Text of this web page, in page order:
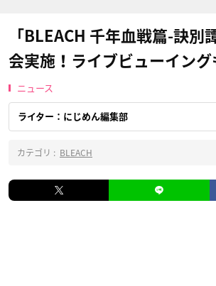
「BLEACH 千年血戦篇-訣別
会実施！ライブビューイング
ニュース
ライター：にじめん編集部
カテゴリ : BLEACH